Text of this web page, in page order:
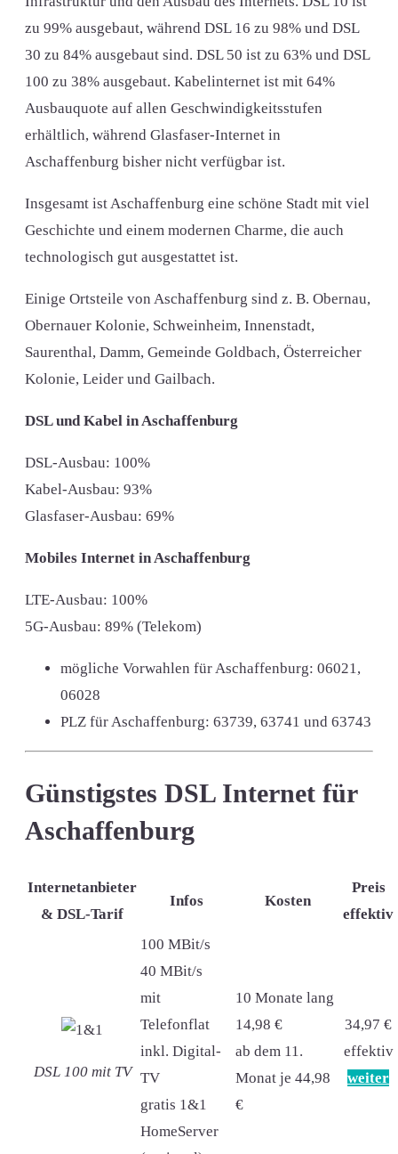
zu 99% ausgebaut, während DSL 16 zu 98% und DSL
30 zu 84% ausgebaut sind. DSL 50 ist zu 63% und DSL
100 zu 38% ausgebaut. Kabelinternet ist mit 64%
Ausbauquote auf allen Geschwindigkeitsstufen
erhältlich, während Glasfaser-Internet in
Aschaffenburg bisher nicht verfügbar ist.
Insgesamt ist Aschaffenburg eine schöne Stadt mit viel
Geschichte und einem modernen Charme, die auch
technologisch gut ausgestattet ist.
Einige Ortsteile von Aschaffenburg sind z. B. Obernau,
Obernauer Kolonie, Schweinheim, Innenstadt,
Saurenthal, Damm, Gemeinde Goldbach, Österreicher
Kolonie, Leider und Gailbach.
DSL und Kabel in Aschaffenburg
DSL-Ausbau: 100%
Kabel-Ausbau: 93%
Glasfaser-Ausbau: 69%
Mobiles Internet in Aschaffenburg
LTE-Ausbau: 100%
5G-Ausbau: 89% (Telekom)
mögliche Vorwahlen für Aschaffenburg: 06021,
06028
PLZ für Aschaffenburg: 63739, 63741 und 63743
Günstigstes DSL Internet für
Aschaffenburg
Internetanbieter
& DSL-Tarif
Infos Kosten
Preis
effektiv
DSL 100 mit TV
100 MBit/s
40 MBit/s
mit
Telefonflat
inkl. Digital-
TV
gratis 1&1
HomeServer
10 Monate lang
14,98 €
ab dem 11.
Monat je 44,98
€
34,97 €
effektiv
weiter